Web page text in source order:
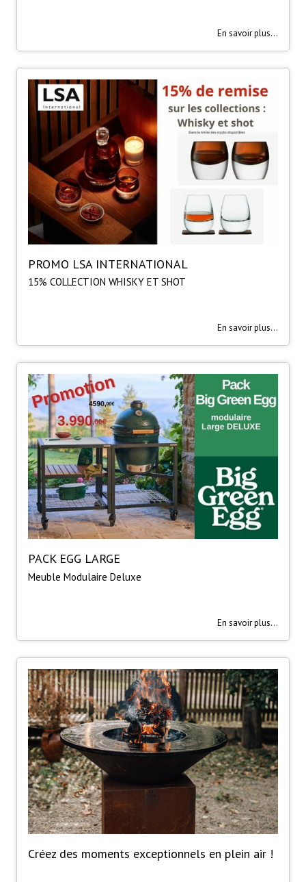
En savoir plus...
PROMO LSA INTERNATIONAL
15% COLLECTION WHISKY ET SHOT
En savoir plus...
PACK EGG LARGE
Meuble Modulaire Deluxe
En savoir plus...
Créez des moments exceptionnels en plein air !